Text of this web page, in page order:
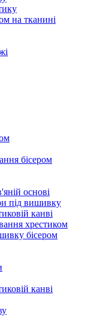
на тканині
бісером
основі
під вишивку
канві
хрестиком
бісером
канві